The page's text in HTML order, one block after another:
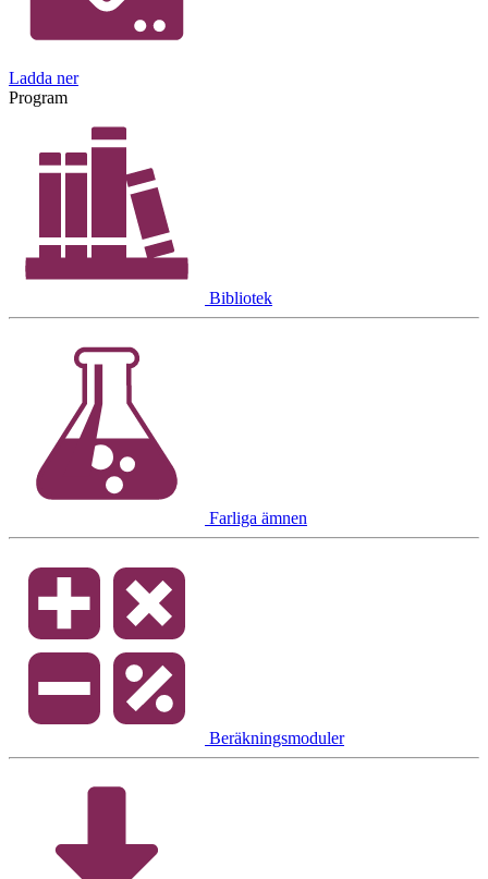
Ladda ner
Program
Bibliotek
Farliga ämnen
Beräkningsmoduler